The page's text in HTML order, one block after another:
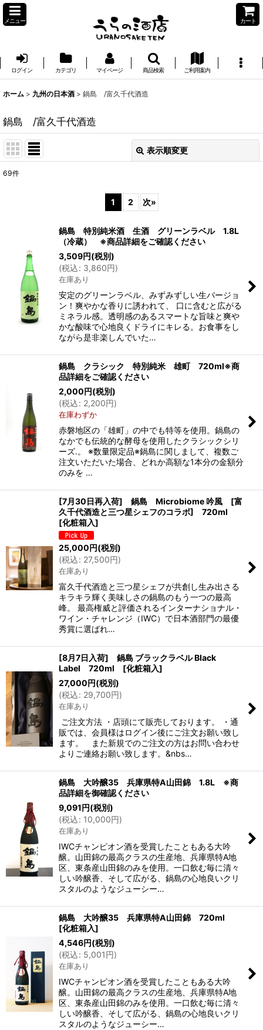
メニュー カート
ログイン カテゴリ マイページ 商品検索 ご利用案内
ホーム > 九州の日本酒 > 鍋島 /富久千代酒造
鍋島 /富久千代酒造
表示順変更
絞り込む
69件
1 2 次»
鍋島 特別純米酒 生酒 グリーンラベル 1.8L
（冷蔵） ※商品詳細をご確認ください
3,509円(税別)
(税込: 3,860円)
在庫あり
安定のグリーンラベル、みずみずしい生バージョ
ン！爽やかな香りに誘われて、 口に含むと広がる
ミネラル感。透明感のあるスマートな旨味と爽や
かな酸味で心地良くドライにキレる。お食事をし
ながら是非楽しんでいた…
鍋島 クラシック 特別純米 雄町 720ml※商
品詳細をご確認ください
2,000円(税別)
(税込: 2,200円)
在庫わずか
赤磐地区の「雄町」の中でも特等を使用。鍋島の
なかでも伝統的な酵母を使用したクラシックシリ
ーズ.。 ※数量限定品※鍋島に関しまして、複数ご
注文いただいた場合、どれか高額な1本分の金額分
のみを …
[7月30日再入荷] 鍋島 Microbiome 吟風 [富
久千代酒造と三つ星シェフのコラボ] 720ml
[化粧箱入]
25,000円(税別)
(税込: 27,500円)
在庫あり
富久千代酒造と三つ星シェフが共創し生み出さる
キラキラ輝く美味しさの鍋島のもう一つの最高
峰。 最高権威と評価されるインターナショナル・
ワイン・チャレンジ（IWC）で日本酒部門の最優
秀賞に選ばれ…
[8月7日入荷] 鍋島 ブラックラベル Black
Label 720ml [化粧箱入]
27,000円(税別)
(税込: 29,700円)
在庫あり
ご注文方法 ・店頭にて販売しております。 ・通
販では、会員様はログイン後にご注文お願い致し
ます。 また新規でのご注文の方はお問い合わせ
よりご連絡お願い致します。&nbs…
鍋島 大吟醸35 兵庫県特A山田錦 1.8L ※商
品詳細を御確認ください
9,091円(税別)
(税込: 10,000円)
在庫あり
IWCチャンピオン酒を受賞したこともある大吟
醸。山田錦の最高クラスの生産地、兵庫県特A地
区、東条産山田錦のみを使用。一口飲む毎に清々
しい吟醸香、そして広がる、鍋島の心地良いクリ
スタルのようなジューシー…
鍋島 大吟醸35 兵庫県特A山田錦 720ml
[化粧箱入]
4,546円(税別)
(税込: 5,001円)
在庫あり
IWCチャンピオン酒を受賞したこともある大吟
醸。山田錦の最高クラスの生産地、兵庫県特A地
区、東条産山田錦のみを使用。一口飲む毎に清々
しい吟醸香、そして広がる、鍋島の心地良いクリ
スタルのようなジューシー…